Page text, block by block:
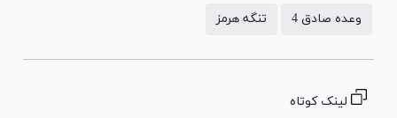
وعده صادق 4 تنگه هرمز
لینک کوتاه